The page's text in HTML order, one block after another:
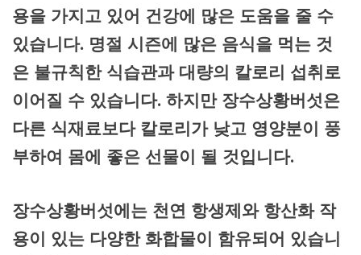
용을 가지고 있어 건강에 많은 도움을 줄 수
있습니다. 명절 시즌에 많은 음식을 먹는 것
은 불규칙한 식습관과 대량의 칼로리 섭취로
이어질 수 있습니다. 하지만 장수상황버섯은
다른 식재료보다 칼로리가 낮고 영양분이 풍
부하여 몸에 좋은 선물이 될 것입니다.
장수상황버섯에는 천연 항생제와 항산화 작
용이 있는 다양한 화합물이 함유되어 있습니